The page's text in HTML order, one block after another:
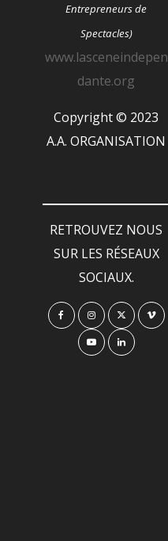
Entrepreneurs de
Spectacles)
www.lasceneindepen
dante.org
Copyright © 2023
A.A. ORGANISATION
RETROUVEZ NOUS
SUR LES RÉSEAUX
SOCIAUX.